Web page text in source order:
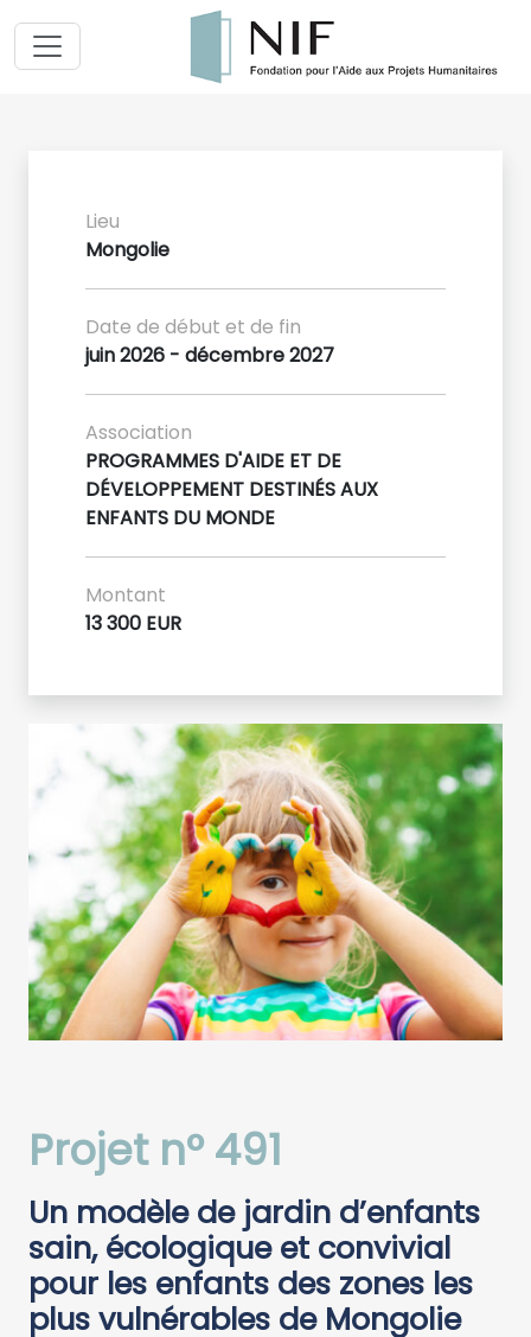
Lieu
Mongolie
Date de début et de fin
juin 2026 - décembre 2027
Association
PROGRAMMES D'AIDE ET DE
DÉVELOPPEMENT DESTINÉS AUX
ENFANTS DU MONDE
Montant
13 300 EUR
Projet n° 491
Un modèle de jardin d’enfants
sain, écologique et convivial
pour les enfants des zones les
plus vulnérables de Mongolie